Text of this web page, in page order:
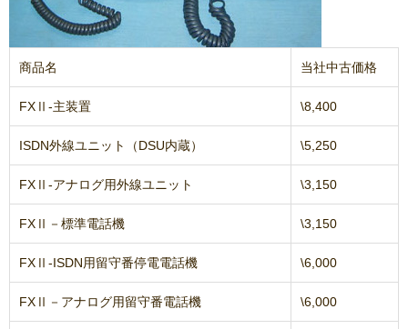
商品名 当社中古価格
FXⅡ-主装置 \8,400
ISDN外線ユニット（DSU内蔵） \5,250
FXⅡ-アナログ用外線ユニット \3,150
FXⅡ－標準電話機 \3,150
FXⅡ-ISDN用留守番停電電話機 \6,000
FXⅡ－アナログ用留守番電話機 \6,000